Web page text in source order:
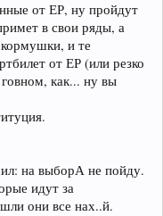
от ЕР, ну пройдут
в свои ряды, а
и те
от ЕР (или резко
как... ну вы
на выборА не пойду.
идут за
они все нах..й.